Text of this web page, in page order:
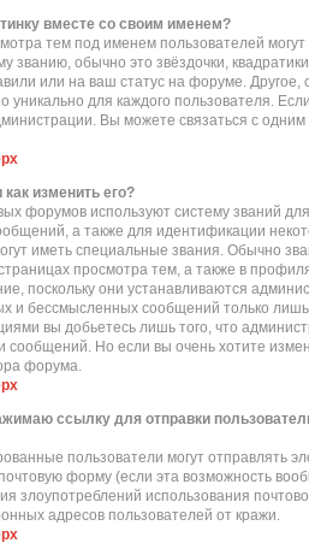
вместе со своим именем?
тем под именем пользователей
званию, обычно это звёздочки,
или на ваш статус на форуме. Другое,
уникально для каждого пользователя.
Вы можете связаться с
как изменить его?
форумов используют систему званий
а также для идентификации
иметь специальные звания. Обычно
просмотра тем, а также в
поскольку они устанавливаются
и бессмысленных сообщений только
вы добьетесь лишь того, что
сообщений. Но если вы очень хотите
форума.
ссылку для отправки
пользователи могут отправлять
форму (если эта возможность
злоупотреблений использования
адресов пользователей от кражи.